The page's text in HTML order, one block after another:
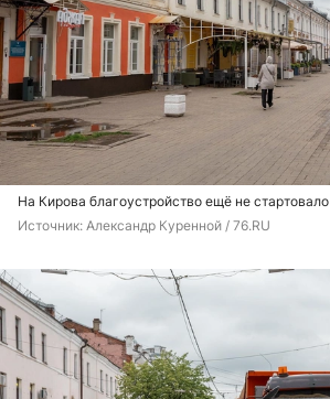
На Кирова благоустройство ещё не стартовало
Источник: Александр Куренной / 76.RU